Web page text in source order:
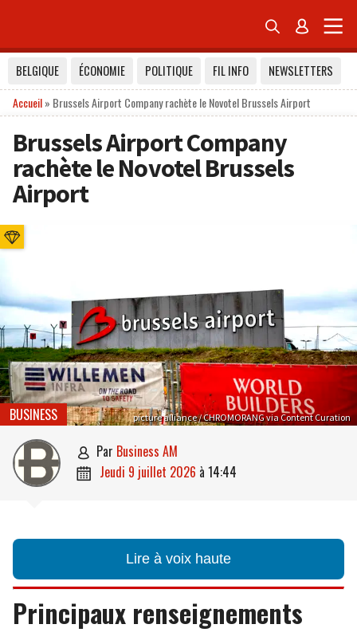
 
BELGIQUE ÉCONOMIE POLITIQUE FIL INFO
NEWSLETTERS
Accueil» Brussels Airport Company rachète le Novotel Brussels Airport
Brussels Airport Company
rachète le Novotel Brussels
Airport
picture alliance / CHROMORANG via Content Curation
BUSINESS
 par Business AM
 jeudi 9 juillet 2026 à 14:44
Lire à voix haute
Principaux renseignements